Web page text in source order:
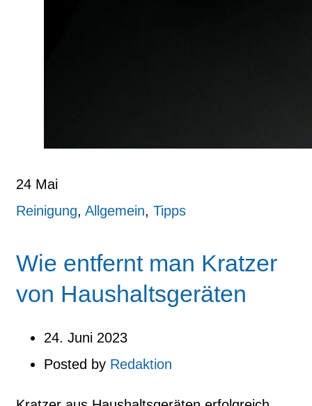
24 Mai
Reinigung, Allgemein, Tipps
Wie entfernt man Kratzer
von Haushaltsgeräten
24. Juni 2023
Posted by Redaktion